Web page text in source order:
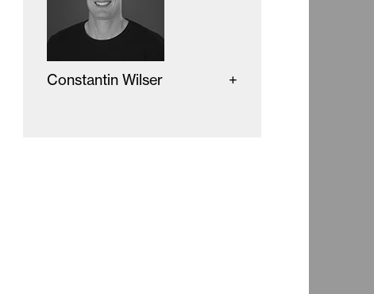
Constantin Wilser